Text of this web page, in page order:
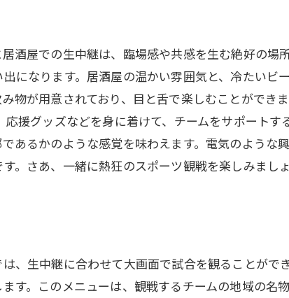
酒屋での生中継は、臨場感や共感を生む絶好の場
になります。居酒屋の温かい雰囲気と、冷たいビ
物が用意されており、目と舌で楽しむことができ
援グッズなどを身に着けて、チームをサポートす
あるかのような感覚を味わえます。電気のような
。さあ、一緒に熱狂のスポーツ観戦を楽しみまし
、生中継に合わせて大画面で試合を観ることがで
す。このメニューは、観戦するチームの地域の名